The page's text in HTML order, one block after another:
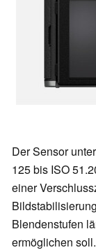
Der Sensor
125 bis ISO
einer
Blendenstufen
ermöglichen